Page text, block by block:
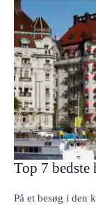
Top 7
På et besøg i den